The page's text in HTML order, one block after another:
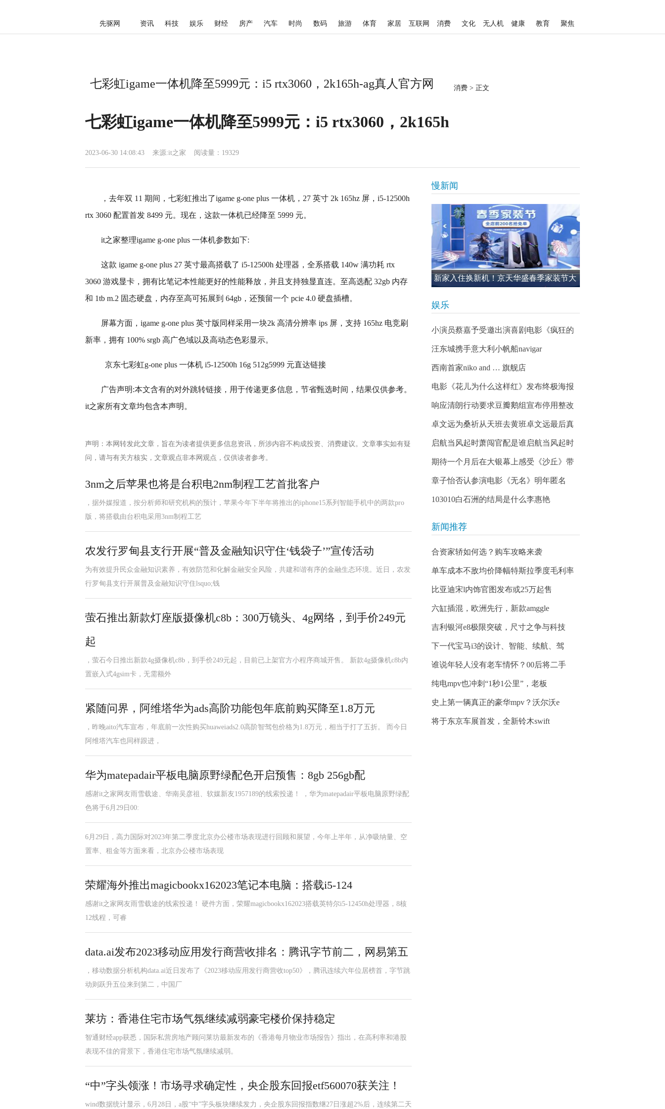
先驱网 资讯 科技 娱乐 财经 房产 汽车 时尚 数码 旅游 体育 家居 互联网 消费 文化 无人机 健康 教育 聚焦
七彩虹igame一体机降至5999元：i5 rtx3060，2k165h-ag真人官方网 消费 > 正文
七彩虹igame一体机降至5999元：i5 rtx3060，2k165h
2023-06-30 14:08:43 来源:it之家 阅读量：19329
，去年双 11 期间，七彩虹推出了igame g-one plus 一体机，27 英寸 2k 165hz 屏，i5-12500h
rtx 3060 配置首发 8499 元。现在，这款一体机已经降至 5999 元。
it之家整理igame g-one plus 一体机参数如下:
这款 igame g-one plus 27 英寸最高搭载了 i5-12500h 处理器，全系搭载 140w 满功耗 rtx
3060 游戏显卡，拥有比笔记本性能更好的性能释放，并且支持独显直连。至高选配 32gb 内存
和 1tb m.2 固态硬盘，内存至高可拓展到 64gb，还预留一个 pcie 4.0 硬盘插槽。
屏幕方面，igame g-one plus 英寸版同样采用一块2k 高清分辨率 ips 屏，支持 165hz 电竞刷
新率，拥有 100% srgb 高广色域以及高动态色彩显示。
京东七彩虹g-one plus 一体机 i5-12500h 16g 512g5999 元直达链接
广告声明:本文含有的对外跳转链接，用于传递更多信息，节省甄选时间，结果仅供参考。
it之家所有文章均包含本声明。
声明：本网转发此文章，旨在为读者提供更多信息资讯，所涉内容不构成投资、消费建议。文章事实如有疑
问，请与有关方核实，文章观点非本网观点，仅供读者参考。
3nm之后苹果也将是台积电2nm制程工艺首批客户
，据外媒报道，按分析师和研究机构的预计，苹果今年下半年将推出的iphone15系列智能手机中的两款pro
版，将搭载由台积电采用3nm制程工艺
农发行罗甸县支行开展“普及金融知识守住‘钱袋子’”宣传活动
为有效提升民众金融知识素养，有效防范和化解金融安全风险，共建和谐有序的金融生态环境。近日，农发
行罗甸县支行开展普及金融知识守住lsquo;钱
萤石推出新款灯座版摄像机c8b：300万镜头、4g网络，到手价249元
起
，萤石今日推出新款4g摄像机c8b，到手价249元起，目前已上架官方小程序商城开售。 新款4g摄像机c8b内
置嵌入式4gsim卡，无需额外
紧随问界，阿维塔华为ads高阶功能包年底前购买降至1.8万元
，昨晚aito汽车宣布，年底前一次性购买huaweiads2.0高阶智驾包价格为1.8万元，相当于打了五折。 而今日
阿维塔汽车也同样跟进，
华为matepadair平板电脑原野绿配色开启预售：8gb 256gb配
感谢it之家网友雨雪载途、华南吴彦祖、软媒新友1957189的线索投递！ ，华为matepadair平板电脑原野绿配
色将于6月29日00:
6月29日，高力国际对2023年第二季度北京办公楼市场表现进行回顾和展望，今年上半年，从净吸纳量、空
置率、租金等方面来看，北京办公楼市场表现
荣耀海外推出magicbookx162023笔记本电脑：搭载i5-124
感谢it之家网友雨雪载途的线索投递！ 硬件方面，荣耀magicbookx162023搭载英特尔i5-12450h处理器，8核
12线程，可睿
data.ai发布2023移动应用发行商营收排名：腾讯字节前二，网易第五
，移动数据分析机构data.ai近日发布了《2023移动应用发行商营收top50》，腾讯连续六年位居榜首，字节跳
动则跃升五位来到第二，中国厂
莱坊：香港住宅市场气氛继续减弱豪宅楼价保持稳定
智通财经app获悉，国际私营房地产顾问莱坊最新发布的《香港每月物业市场报告》指出，在高利率和港股
表现不佳的背景下，香港住宅市场气氛继续减弱。
“中”字头领涨！市场寻求确定性，央企股东回报etf560070获关注！
wind数据统计显示，6月28日，a股“中”字头板块继续发力，央企股东回报指数继27日涨超2%后，连续第二天
慢新闻
新家入住换新机！京天华盛春季家装节大
娱乐
小演员蔡嘉予受邀出演喜剧电影《疯狂的
汪东城携手意大利小帆船navigar
西南首家niko and … 旗舰店
电影《花儿为什么这样红》发布终极海报
响应清朗行动要求豆瓣鹅组宣布停用整改
卓文远为桑祈从天班去黄班卓文远最后真
启航当风起时萧闯官配是谁启航当风起时
期待一个月后在大银幕上感受《沙丘》带
章子怡否认参演电影《无名》明年匿名
103010白石洲的结局是什么李惠艳
新闻推荐
合资家轿如何选？购车攻略来袭
单车成本不敌均价降幅特斯拉季度毛利率
比亚迪宋l内饰官图发布或25万起售
六缸插混，欧洲先行，新款amggle
吉利银河e8极限突破，尺寸之争与科技
下一代宝马i3的设计、智能、续航、驾
谁说年轻人没有老车情怀？00后将二手
纯电mpv也冲刺“1秒1公里”，老板
史上第一辆真正的豪华mpv？沃尔沃e
将于东京车展首发，全新铃木swift